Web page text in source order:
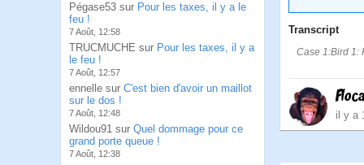
Pégase53 sur Pour les taxes, il y a le
feu !
7 Août, 12:58
TRUCMUCHE sur Pour les taxes, il y a
le feu !
7 Août, 12:57
ennelle sur C'est bien d'avoir un maillot
sur le dos !
7 Août, 12:48
Wildou91 sur Quel dommage pour ce
grand porte queue !
7 Août, 12:38
Transcript
Case 1:Bird 1:
il y a